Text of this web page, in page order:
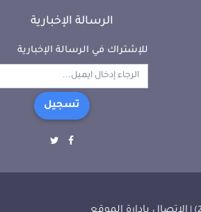
الرسالة الإخبارية
للإشتراك في الرسالة الإخبارية
تسجيل